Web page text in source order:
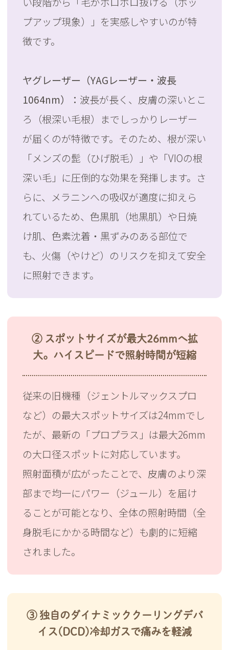
プアップ現象）」を実感しやすいのが特
徴です。
ヤグレーザー（YAGレーザー・波長
1064nm）： 波長が長く、皮膚の深いとこ
ろ（根深い毛根）までしっかりレーザー
が届くのが特徴です。そのため、根が深い
「メンズの髭（ひげ脱毛）」や「VIOの根
深い毛」に圧倒的な効果を発揮します。さ
らに、メラニンへの吸収が適度に抑えら
れているため、色黒肌（地黒肌）や日焼
け肌、色素沈着・黒ずみのある部位で
も、火傷（やけど）のリスクを抑えて安全
に照射できます。
② スポットサイズが最大26mmへ拡
大。ハイスピードで照射時間が短縮
従来の旧機種（ジェントルマックスプロ
など）の最大スポットサイズは24mmでし
たが、最新の「プロプラス」は最大26mm
の大口径スポットに対応しています。
照射面積が広がったことで、皮膚のより深
部まで均一にパワー（ジュール）を届け
ることが可能となり、全体の照射時間（全
身脱毛にかかる時間など）も劇的に短縮
されました。
③ 独自のダイナミッククーリングデバ
イス(DCD)冷却ガスで痛みを軽減